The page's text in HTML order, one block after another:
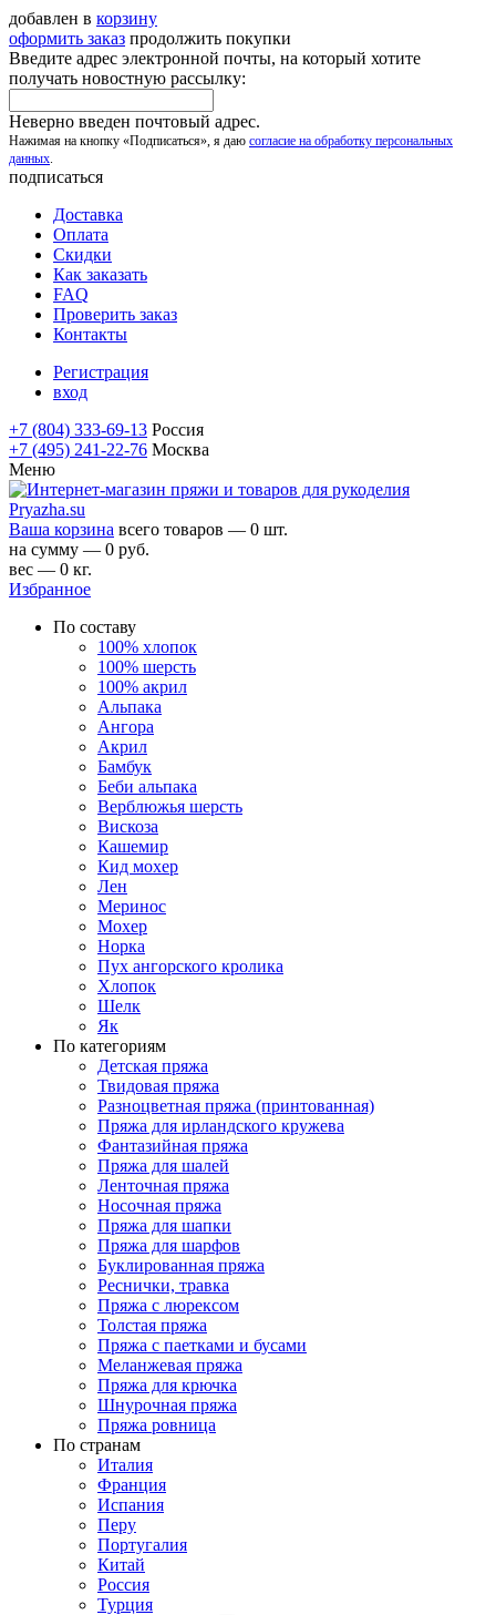
добавлен в корзину
оформить заказ продолжить покупки
Введите адрес электронной почты, на который хотите
получать новостную рассылку:
Неверно введен почтовый адрес.
Нажимая на кнопку «Подписаться», я даю согласие на обработку персональных
данных.
подписаться
Доставка
Оплата
Скидки
Как заказать
FAQ
Проверить заказ
Контакты
Регистрация
вход
+7 (804) 333-69-13 Россия
+7 (495) 241-22-76 Москва
Меню
Ваша корзина всего товаров — 0 шт.
на сумму — 0 руб.
вес — 0 кг.
Избранное
По составу
100% хлопок
100% шерсть
100% акрил
Альпака
Ангора
Акрил
Бамбук
Беби альпака
Верблюжья шерсть
Вискоза
Кашемир
Кид мохер
Лен
Меринос
Мохер
Норка
Пух ангорского кролика
Хлопок
Шелк
Як
По категориям
Детская пряжа
Твидовая пряжа
Разноцветная пряжа (принтованная)
Пряжа для ирландского кружева
Фантазийная пряжа
Пряжа для шалей
Ленточная пряжа
Носочная пряжа
Пряжа для шапки
Пряжа для шарфов
Буклированная пряжа
Реснички, травка
Пряжа с люрексом
Толстая пряжа
Пряжа с паетками и бусами
Меланжевая пряжа
Пряжа для крючка
Шнурочная пряжа
Пряжа ровница
По странам
Италия
Франция
Испания
Перу
Португалия
Китай
Россия
Турция